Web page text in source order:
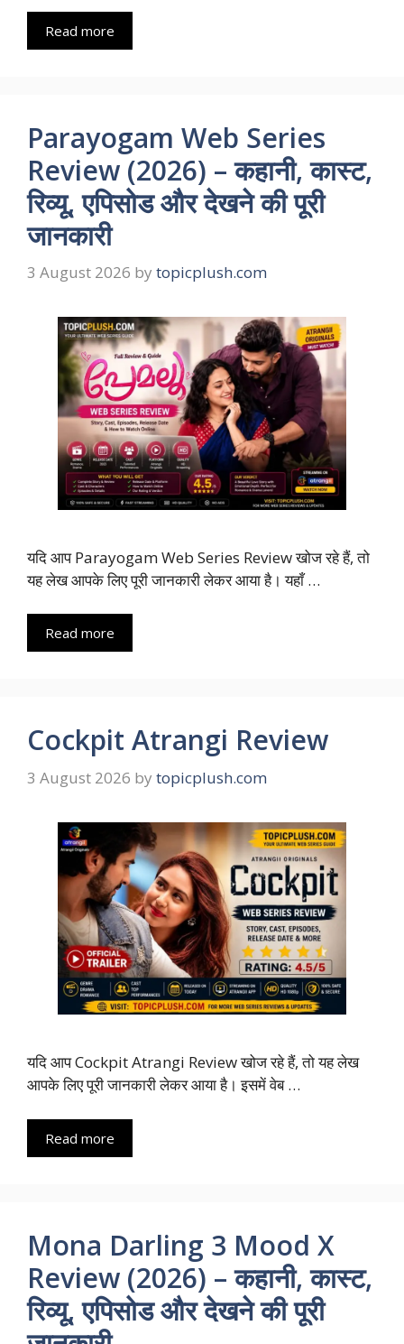
Read more
Parayogam Web Series
Review (2026) – कहानी, कास्ट,
रिव्यू, एपिसोड और देखने की पूरी
जानकारी
3 August 2026 by topicplush.com
यदि आप Parayogam Web Series Review खोज रहे हैं, तो
यह लेख आपके लिए पूरी जानकारी लेकर आया है। यहाँ …
Read more
Cockpit Atrangi Review
3 August 2026 by topicplush.com
यदि आप Cockpit Atrangi Review खोज रहे हैं, तो यह लेख
आपके लिए पूरी जानकारी लेकर आया है। इसमें वेब …
Read more
Mona Darling 3 Mood X
Review (2026) – कहानी, कास्ट,
रिव्यू, एपिसोड और देखने की पूरी